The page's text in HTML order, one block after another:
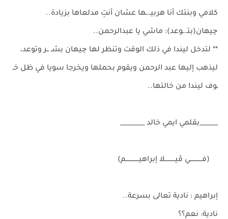
كلامي وبنتك أنا هربيـ.ـها عشان أنتِ مدلعاها بزيادة..
چيهان(بتـ.ـوعد): ماشي يا عبدالرحمن..
** لتدخل ليندا في ذلك الوقت وتنظر لها چيهان بشـ ــر وتوعد،
ليذهب إليها عبد الرحمن ويقوم بحملها ويخرجا سويا في ظل خـ
ـوف ليندا من خالتها..
______بقلمي ايمي خالد ________
(فــــــــــــي ڤيــــــــــلا إبراهيـــــــــــــم)
إبراهيم : نادية تعالى بسرعة..
نادية: نعم؟؟